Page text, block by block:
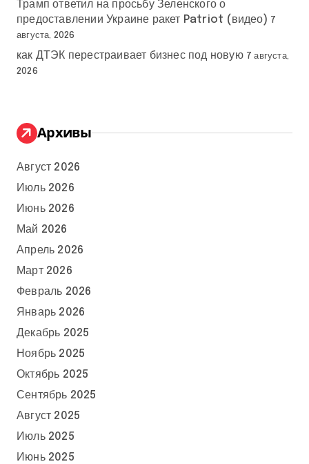
Трамп ответил на просьбу Зеленского о
предоставлении Украине ракет Patriot (видео) 7
августа, 2026
как ДТЭК перестраивает бизнес под новую 7 августа,
2026
Архивы
Август 2026
Июль 2026
Июнь 2026
Май 2026
Апрель 2026
Март 2026
Февраль 2026
Январь 2026
Декабрь 2025
Ноябрь 2025
Октябрь 2025
Сентябрь 2025
Август 2025
Июль 2025
Июнь 2025